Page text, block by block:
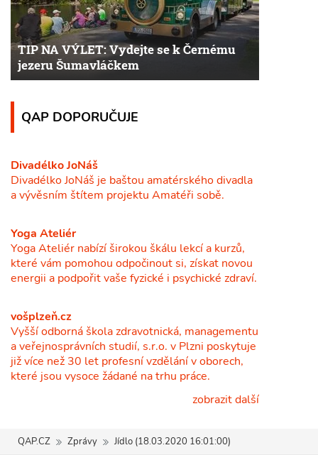
TIP NA VÝLET: Vydejte se k Černému
jezeru Šumavláčkem
QAP DOPORUČUJE
Divadélko JoNáš
Divadélko JoNáš je baštou amatérského divadla
a vývěsním štítem projektu Amatéři sobě.
Yoga Ateliér
Yoga Ateliér nabízí širokou škálu lekcí a kurzů,
které vám pomohou odpočinout si, získat novou
energii a podpořit vaše fyzické i psychické zdraví.
vošplzeň.cz
Vyšší odborná škola zdravotnická, managementu
a veřejnosprávních studií, s.r.o. v Plzni poskytuje
již více než 30 let profesní vzdělání v oborech,
které jsou vysoce žádané na trhu práce.
zobrazit další
QAP.CZ Zprávy Jídlo (18.03.2020 16:01:00)